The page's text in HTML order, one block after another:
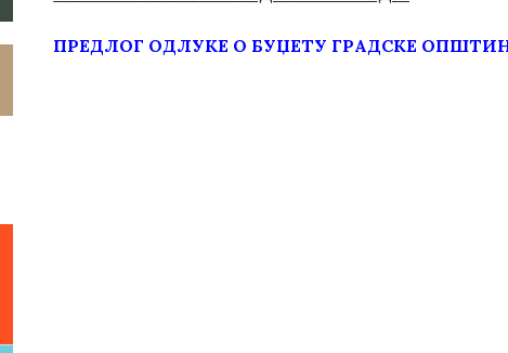
ПРЕДЛОГ ОДЛУКЕ О БУЏЕТУ ГРАДСКЕ